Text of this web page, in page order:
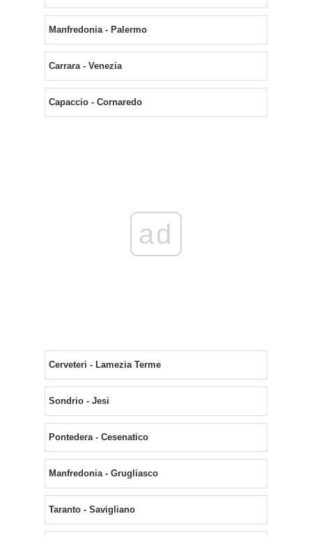
Manfredonia - Palermo
Carrara - Venezia
Capaccio - Cornaredo
ad
Cerveteri - Lamezia Terme
Sondrio - Jesi
Pontedera - Cesenatico
Manfredonia - Grugliasco
Taranto - Savigliano